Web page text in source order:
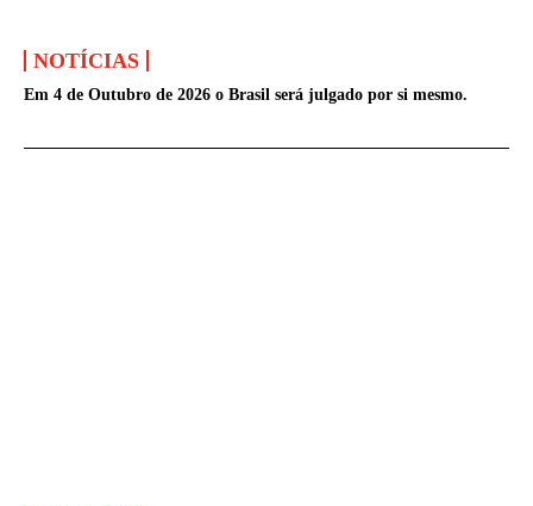
NOTÍCIAS
Em 4 de Outubro de 2026 o Brasil será julgado por si mesmo.